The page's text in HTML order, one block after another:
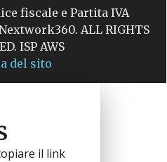
fiscale e Partita IVA
ALL RIGHTS
ISP AWS
del sito
il link